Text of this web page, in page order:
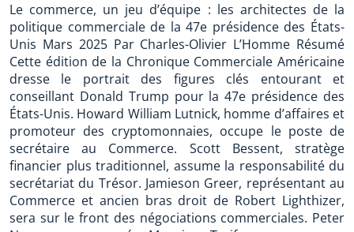
Le commerce, un jeu d’équipe : les architectes de la
politique commerciale de la 47e présidence des États-
Unis Mars 2025 Par Charles-Olivier L’Homme Résumé
Cette édition de la Chronique Commerciale Américaine
dresse le portrait des figures clés entourant et
conseillant Donald Trump pour la 47e présidence des
États-Unis. Howard William Lutnick, homme d’affaires et
promoteur des cryptomonnaies, occupe le poste de
secrétaire au Commerce. Scott Bessent, stratège
financier plus traditionnel, assume la responsabilité du
secrétariat du Trésor. Jamieson Greer, représentant au
Commerce et ancien bras droit de Robert Lighthizer,
sera sur le front des négociations commerciales. Peter